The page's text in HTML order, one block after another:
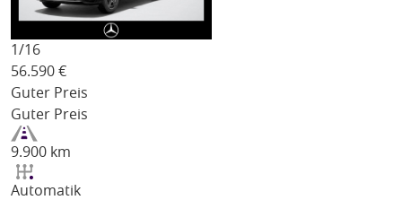
1/16
56.590 €
Guter Preis
Guter Preis
9.900 km
Automatik